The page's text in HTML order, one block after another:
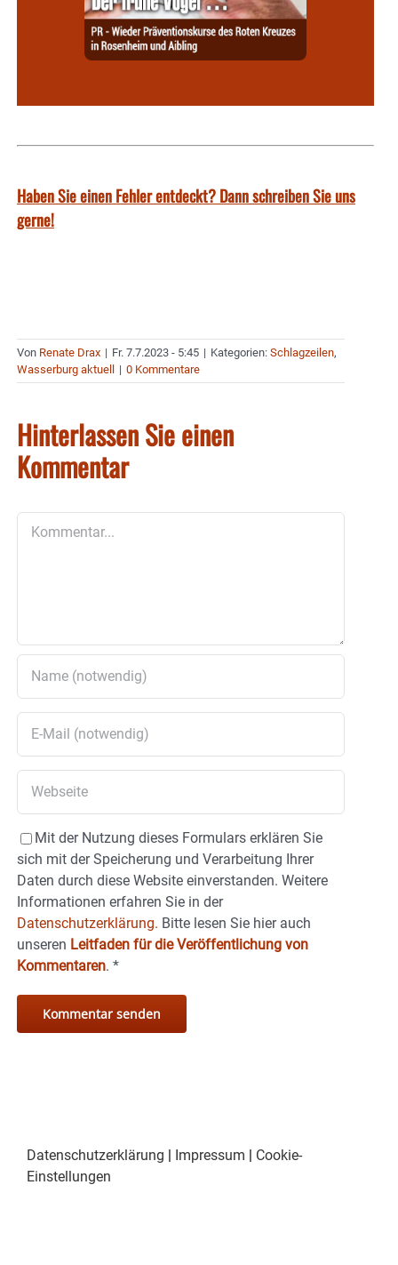
Haben Sie einen Fehler entdeckt? Dann schreiben Sie uns
gerne!
Von Renate Drax | Fr. 7.7.2023 - 5:45 | Kategorien: Schlagzeilen,
Wasserburg aktuell
| 0 Kommentare
Hinterlassen Sie einen
Kommentar
Mit der Nutzung dieses Formulars erklären Sie
sich mit der Speicherung und Verarbeitung Ihrer
Daten durch diese Website einverstanden. Weitere
Informationen erfahren Sie in der
Datenschutzerklärung. Bitte lesen Sie hier auch
unseren Leitfaden für die Veröffentlichung von
Kommentaren. *
Datenschutzerklärung | Impressum | Cookie-
Einstellungen